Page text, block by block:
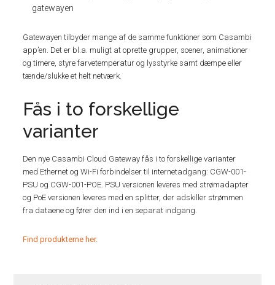
gatewayen
Gatewayen tilbyder mange af de samme funktioner som Casambi
app’en. Det er bl.a. muligt at oprette grupper, scener, animationer
og timere, styre farvetemperatur og lysstyrke samt dæmpe eller
tænde/slukke et helt netværk.
Fås i to forskellige
varianter
Den nye Casambi Cloud Gateway fås i to forskellige varianter
med Ethernet og Wi-Fi forbindelser til internetadgang: CGW-001-
PSU og CGW-001-POE. PSU versionen leveres med strømadapter
og PoE versionen leveres med en splitter, der adskiller strømmen
fra dataene og fører den ind i en separat indgang.
Find produkterne her.